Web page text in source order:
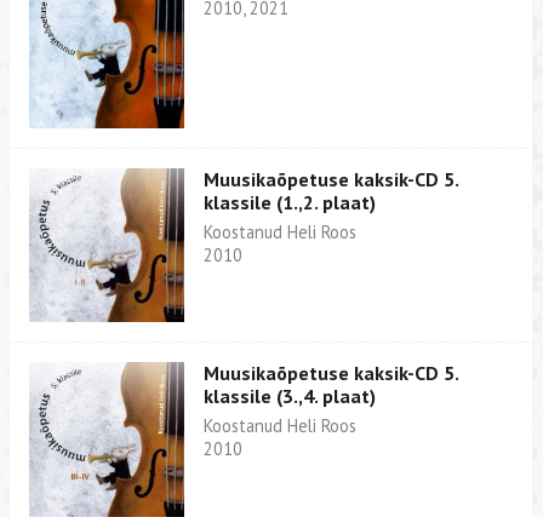
2010, 2021
Muusikaõpetuse kaksik-CD 5.
klassile (1.,2. plaat)
Koostanud Heli Roos
2010
Muusikaõpetuse kaksik-CD 5.
klassile (3.,4. plaat)
Koostanud Heli Roos
2010